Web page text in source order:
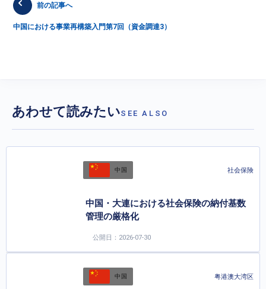
前の記事へ
中国における事業再構築入門第7回（資金調達3）
あわせて読みたいSEE ALSO
中国 社会保険
中国・大連における社会保険の納付基数
管理の厳格化
公開日：2026-07-30
中国 粤港澳大湾区